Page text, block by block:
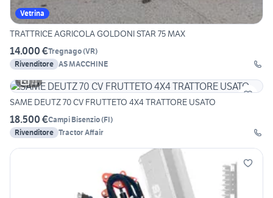
Vetrina
TRATTRICE AGRICOLA GOLDONI STAR 75 MAX
14.000 €Tregnago(VR)
Rivenditore AS MACCHINE
11
SAME DEUTZ 70 CV FRUTTETO 4X4 TRATTORE USATO
18.500 €Campi Bisenzio(FI)
Rivenditore Tractor Affair